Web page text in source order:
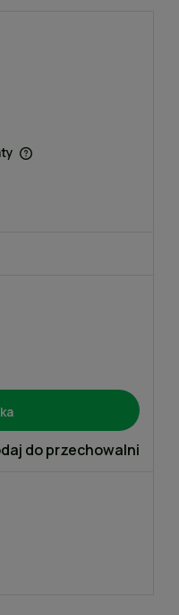
płatności
do przechowalni